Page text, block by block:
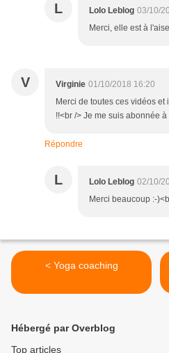
L Lolo Leblog 03/10/
Merci, elle est à
V Virginie 01/10/2018 16:20
Merci de toutes ces vidéos
!!<br /> Je me suis abonnée
Répondre
L Lolo Leblog 02/10/
Merci beaucoup :-
< Yoga coaching
Hébergé par Overblog
Top articles